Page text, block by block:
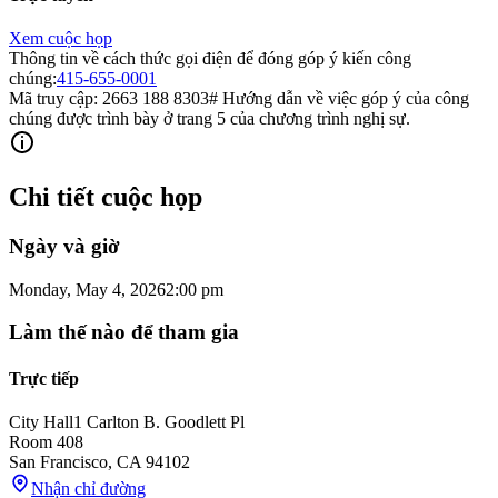
Xem cuộc họp
Thông tin về cách thức gọi điện để đóng góp ý kiến ​​công
chúng:415-655-0001
Mã truy cập: 2663 188 8303# Hướng dẫn về việc góp ý của công
chúng được trình bày ở trang 5 của chương trình nghị sự.
Chi tiết cuộc họp
Ngày và giờ
Monday, May 4, 20262:00 pm
Làm thế nào để tham gia
Trực tiếp
City Hall1 Carlton B. Goodlett Pl
Room 408
San Francisco, CA 94102
Nhận chỉ đường